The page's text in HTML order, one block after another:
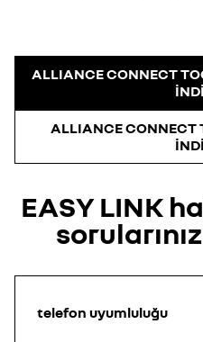
ALLIANCE CONNECT
ALLIANCE CONNECT
EASY LINK
telefon uyumluluğu